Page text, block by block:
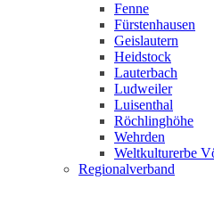
Fenne
Fürstenhausen
Geislautern
Heidstock
Lauterbach
Ludweiler
Luisenthal
Röchlinghöhe
Wehrden
Weltkulturerbe
Regionalverband